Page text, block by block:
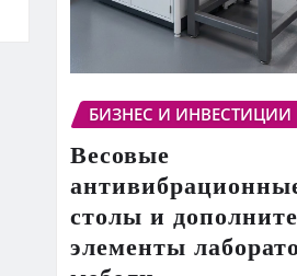
БИЗНЕС И ИНВЕСТИЦИИ
Весовые
столы и
элементы